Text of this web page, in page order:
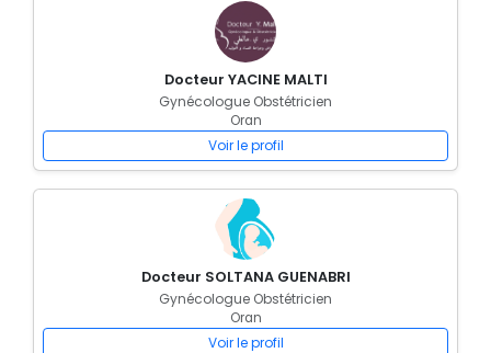
Docteur YACINE MALTI
Gynécologue Obstétricien
Oran
Voir le profil
Docteur SOLTANA GUENABRI
Gynécologue Obstétricien
Oran
Voir le profil